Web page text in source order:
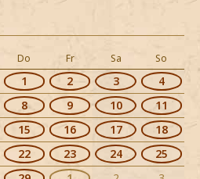
Do Fr Sa So
1 2 3
4
8 9 10
11
15 16 17
18
22 23 24
25